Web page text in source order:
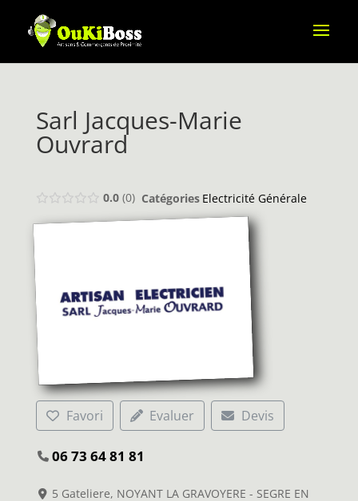
Sarl Jacques-Marie
Ouvrard
0.0 0 Catégories Electricité Générale
Favori Evaluer Devis
06 73 64 81 81
5 Gateliere, NOYANT LA GRAVOYERE - SEGRE EN